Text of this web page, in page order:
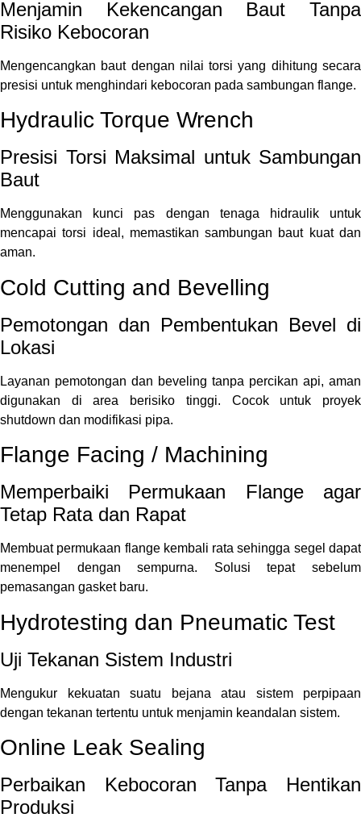
Menjamin Kekencangan Baut Tanpa
Risiko Kebocoran
Mengencangkan baut dengan nilai torsi yang dihitung secara
presisi untuk menghindari kebocoran pada sambungan flange.
Hydraulic Torque Wrench
Presisi Torsi Maksimal untuk Sambungan
Baut
Menggunakan kunci pas dengan tenaga hidraulik untuk
mencapai torsi ideal, memastikan sambungan baut kuat dan
aman.
Cold Cutting and Bevelling
Pemotongan dan Pembentukan Bevel di
Lokasi
Layanan pemotongan dan beveling tanpa percikan api, aman
digunakan di area berisiko tinggi. Cocok untuk proyek
shutdown dan modifikasi pipa.
Flange Facing / Machining
Memperbaiki Permukaan Flange agar
Tetap Rata dan Rapat
Membuat permukaan flange kembali rata sehingga segel dapat
menempel dengan sempurna. Solusi tepat sebelum
pemasangan gasket baru.
Hydrotesting dan Pneumatic Test
Uji Tekanan Sistem Industri
Mengukur kekuatan suatu bejana atau sistem perpipaan
dengan tekanan tertentu untuk menjamin keandalan sistem.
Online Leak Sealing
Perbaikan Kebocoran Tanpa Hentikan
Produksi